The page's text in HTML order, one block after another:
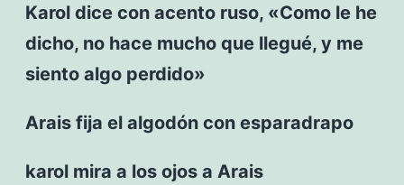
Karol dice con acento ruso, «Como le he
dicho, no hace mucho que llegué, y me
siento algo perdido»
Arais fija el algodón con esparadrapo
karol mira a los ojos a Arais